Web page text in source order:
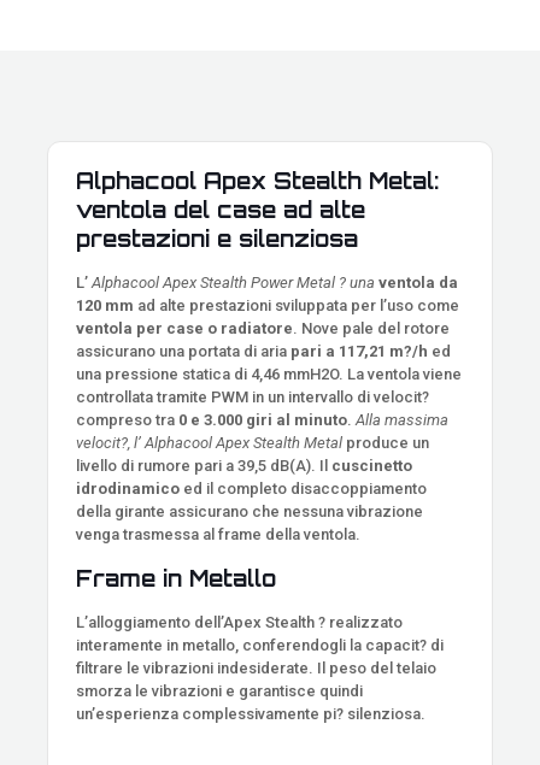
Alphacool Apex Stealth Metal:
ventola del case ad alte
prestazioni e silenziosa
L’Alphacool Apex Stealth Power Metal ? unaventola da
120 mm ad alte prestazioni sviluppata per l’uso come
ventola per case o radiatore . Nove pale del rotore
assicurano una portata di aria pari a 117,21 m?/h ed
una pressione statica di 4,46 mmH2O. La ventola viene
controllata tramite PWM in un intervallo di velocit?
compreso tra 0 e 3.000 giri al minuto .Alla massima
velocit?, l’ Alphacool Apex Stealth Metal produce un
livello di rumore pari a 39,5 dB(A). Il cuscinetto
idrodinamico ed il completo disaccoppiamento
della girante assicurano che nessuna vibrazione
venga trasmessa al frame della ventola.
Frame in Metallo
L’alloggiamento dell’Apex Stealth ? realizzato
interamente in metallo, conferendogli la capacit? di
filtrare le vibrazioni indesiderate. Il peso del telaio
smorza le vibrazioni e garantisce quindi
un’esperienza complessivamente pi? silenziosa.